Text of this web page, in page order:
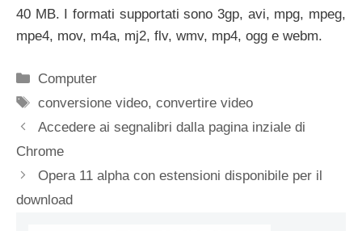
40 MB. I formati supportati sono 3gp, avi, mpg, mpeg,
mpe4, mov, m4a, mj2, flv, wmv, mp4, ogg e webm.
Categorie
Computer
Tag
conversione video,convertire video
Accedere ai segnalibri dalla pagina inziale di
Chrome
Opera 11 alpha con estensioni disponibile per il
download